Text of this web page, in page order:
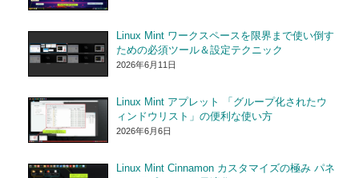
Linux Mint ワークスペースを限界まで使い倒す
ための必須ツール＆設定テクニック
2026年6月11日
Linux Mint アプレット 「グループ化されたウ
ィンドウリスト」の便利な使い方
2026年6月6日
Linux Mint Cinnamon カスタマイズの極み パネ